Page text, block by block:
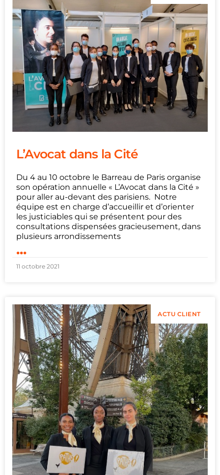
L’Avocat dans la Cité
Du 4 au 10 octobre le Barreau de Paris organise
son opération annuelle « L’Avocat dans la Cité »
pour aller au-devant des parisiens. Notre
équipe est en charge d’accueillir et d’orienter
les justiciables qui se présentent pour des
consultations dispensées gracieusement, dans
plusieurs arrondissements
...
11 octobre 2021
ACTU CLIENT